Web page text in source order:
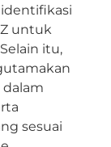
untuk
itu,
sesuai